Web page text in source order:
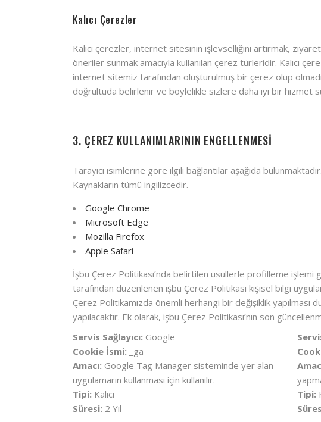
Kalıcı Çerezler
Kalıcı çerezler, internet sitesinin işlevselliğini artırmak,
öneriler sunmak amacıyla kullanılan çerez türleridir. Kalıcı
internet sitemiz tarafından oluşturulmuş bir çerez olup
doğrultuda belirlenir ve böylelikle sizlere daha iyi bir hizmet
3. ÇEREZ KULLANIMLARININ ENGELLENMESİ
Tarayıcı isimlerine göre ilgili bağlantılar aşağıda
Kaynakların tümü ingilizcedir.
Google Chrome
Microsoft Edge
Mozilla Firefox
Apple Safari
İşbu Çerez Politikası’nda belirtilen usullerle profilleme
tarafından düzenlenen işbu Çerez Politikası kişisel bilgi
Çerez Politikamızda önemli herhangi bir değişiklik
yapılacaktır. Ek olarak, işbu Çerez Politikası’nın son
Servis Sağlayıcı: Google
Cookie İsmi: _ga
Amacı: Google Tag Manager sisteminde yer alan
uygulamarın kullanması için kullanılır.
Tipi: Kalıcı
Süresi: 2 Yıl
Tipi: